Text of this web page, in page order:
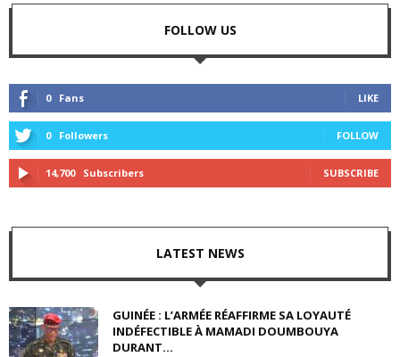
FOLLOW US
0 Fans LIKE
0 Followers FOLLOW
14,700 Subscribers SUBSCRIBE
LATEST NEWS
GUINÉE : L’ARMÉE RÉAFFIRME SA LOYAUTÉ
INDÉFECTIBLE À MAMADI DOUMBOUYA
DURANT...